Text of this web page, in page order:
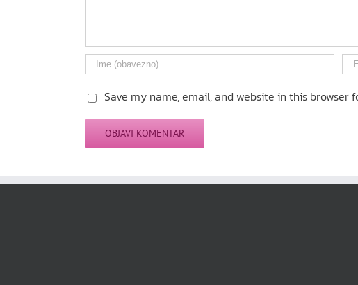
Save my name, email, and website in this browser